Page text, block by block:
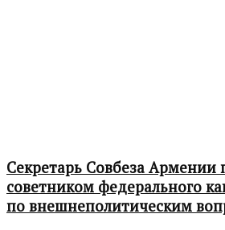
Секретарь Совбеза Армении
советником федерального
по внешнеполитическим